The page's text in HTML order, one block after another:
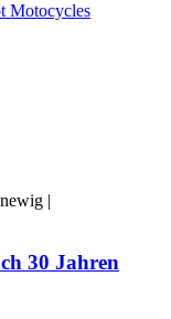
|
30 Jahren